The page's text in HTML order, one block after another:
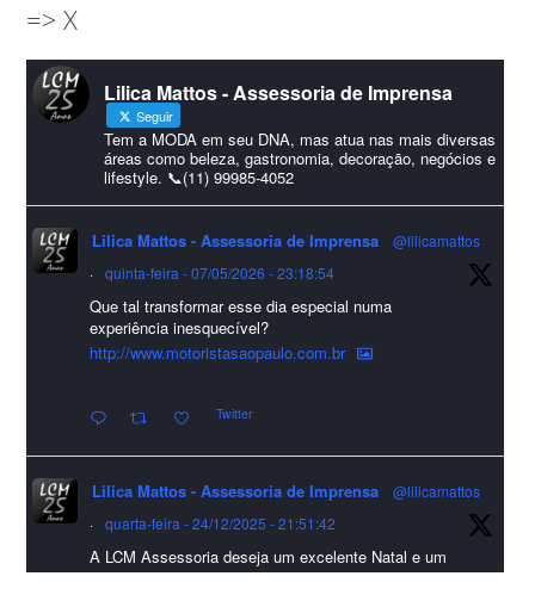
amigos que sempre nos acompanham!🎄✨🥂❤️
#lcmassessoriassessoria#natal #merrychristmas #felizanonovo
#HappyNewYear
Foto
Visualizar no Facebook · Compartilhar
Lilica Mattos - Assessoria de Imprensa
9 months ago
A Abrafas - Associação Brasileira de Fibras Artificiais e
Sintéticas foi destaque na Revista Química e Derivados, na
incertezas do mercado global".
Confira detalhes 🗞📰📈
#sustentabilidade #FibrasSintéticas #EconomiaCircular #Abrafas
#IndústriaTêxtil
Foto
=> X
Lilica Mattos - Assessoria de Imprensa
Seguir
Tem a MODA em seu DNA, mas atua nas mais diversas
áreas como beleza, gastronomia, decoração, negócios e
lifestyle. 📞(11) 99985-4052
Lilica Mattos - Assessoria de Imprensa
@lilicamattos
·
quinta-feira - 07/05/2026 - 23:18:54
Que tal transformar esse dia especial numa
experiência inesquecível?
http://www.motoristasaopaulo.com.br
Twitter
Lilica Mattos - Assessoria de Imprensa
@lilicamattos
·
quarta-feira - 24/12/2025 - 21:51:42
A LCM Assessoria deseja um excelente Natal e um
2026 repleto de conquistas e realizações para todos